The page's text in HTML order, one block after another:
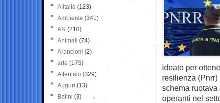
ideato per
resilienza
schema
operanti nel
Alitalia (123)
Ambiente (341)
AN (210)
Animali (74)
Arancioni (2)
arte (175)
Attentato (329)
Auguri (13)
Batini (3)